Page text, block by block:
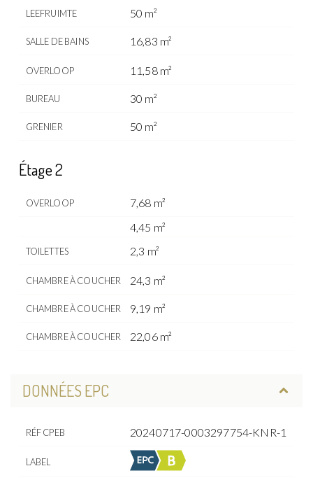
LEEFRUIMTE 50 m²
SALLE DE BAINS 16,83 m²
OVERLOOP 11,58 m²
BUREAU 30 m²
GRENIER 50 m²
Étage 2
OVERLOOP
7,68 m²
4,45 m²
TOILETTES 2,3 m²
CHAMBRE À COUCHER 24,3 m²
CHAMBRE À COUCHER 9,19 m²
CHAMBRE À COUCHER 22,06 m²
DONNÉES EPC
RÉF CPEB 20240717-0003297754-KNR-1
LABEL